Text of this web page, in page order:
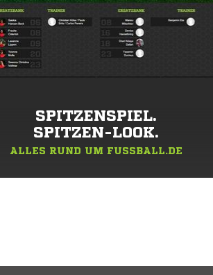
SPITZENSPIEL.
SPITZEN-LOOK.
ALLES RUND UM FUSSBALL.DE